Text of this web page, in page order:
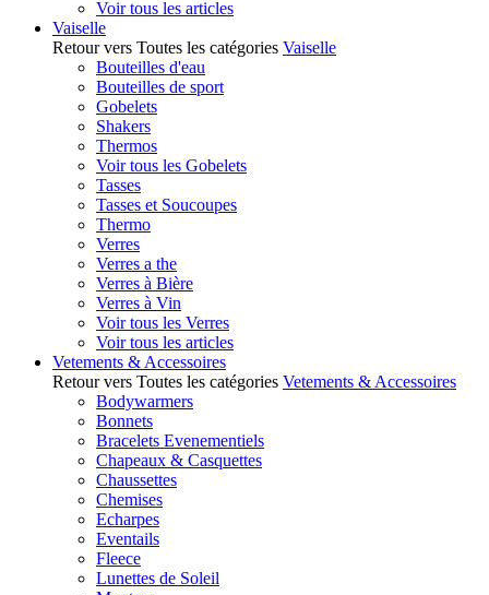
Voir tous les articles
Vaiselle
Retour vers Toutes les catégories Vaiselle
Bouteilles d'eau
Bouteilles de sport
Gobelets
Shakers
Thermos
Voir tous les Gobelets
Tasses
Tasses et Soucoupes
Thermo
Verres
Verres a the
Verres à Bière
Verres à Vin
Voir tous les Verres
Voir tous les articles
Vetements & Accessoires
Retour vers Toutes les catégories Vetements & Accessoires
Bodywarmers
Bonnets
Bracelets Evenementiels
Chapeaux & Casquettes
Chaussettes
Chemises
Echarpes
Eventails
Fleece
Lunettes de Soleil